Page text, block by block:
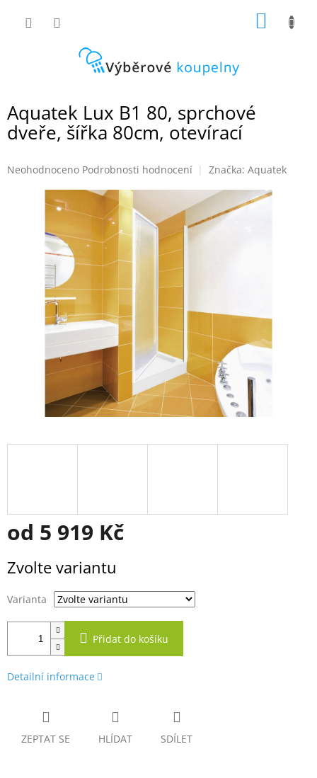
Aquatek Lux B1 80, sprchové
dveře, šířka 80cm, otevírací
Průměrné
hvězdiček.
Neohodnoceno Podrobnosti hodnocení Značka: Aquatek
od 5 919 Kč
cena:
Zvolte variantu
Varianta
Přidat do košíku
Detailní informace
ZEPTAT SE HLÍDAT SDÍLET